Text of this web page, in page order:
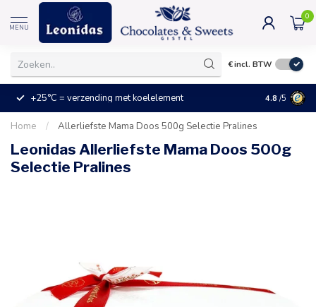
MENU
0
€incl. BTW
+25°C = verzending met koelelement Kleine
4.8 /5
Home / Allerliefste Mama Doos 500g Selectie Pralines
Leonidas Allerliefste Mama Doos 500g
Selectie Pralines